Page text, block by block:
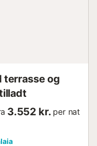
terrasse og
3.552 kr. per nat